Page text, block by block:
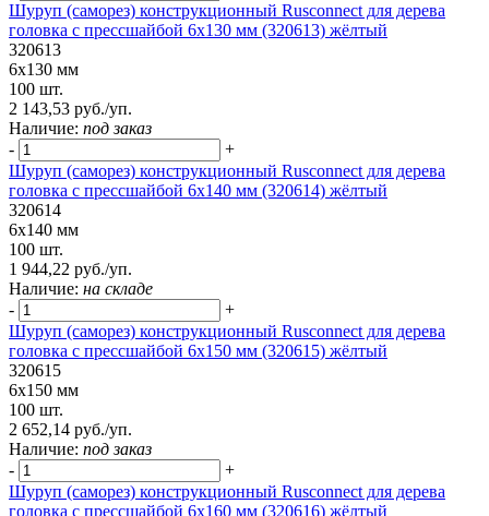
Шуруп (саморез) конструкционный Rusconnect для дерева
головка с прессшайбой 6х130 мм (320613) жёлтый
320613
6х130 мм
100 шт.
2 143,53 руб./уп.
Наличие: под заказ
-
+
Шуруп (саморез) конструкционный Rusconnect для дерева
головка с прессшайбой 6х140 мм (320614) жёлтый
320614
6х140 мм
100 шт.
1 944,22 руб./уп.
Наличие: на складе
-
+
Шуруп (саморез) конструкционный Rusconnect для дерева
головка с прессшайбой 6х150 мм (320615) жёлтый
320615
6х150 мм
100 шт.
2 652,14 руб./уп.
Наличие: под заказ
-
+
Шуруп (саморез) конструкционный Rusconnect для дерева
головка с прессшайбой 6х160 мм (320616) жёлтый